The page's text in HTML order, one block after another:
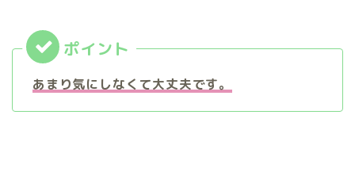
あまり気にしなくて大丈夫です。